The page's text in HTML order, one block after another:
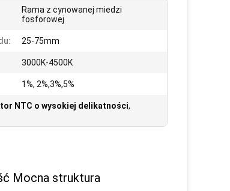
Rama z cynowanej miedzi
fosforowej
25-75mm
3000K-4500K
1%, 2%,3%,5%
NTC o wysokiej delikatności,
Mocna struktura